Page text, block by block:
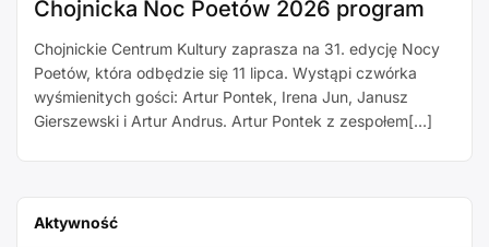
Chojnicka Noc Poetów 2026 program
Chojnickie Centrum Kultury zaprasza na 31. edycję Nocy
Poetów, która odbędzie się 11 lipca. Wystąpi czwórka
wyśmienitych gości: Artur Pontek, Irena Jun, Janusz
Gierszewski i Artur Andrus. Artur Pontek z zespołem[…]
Aktywność